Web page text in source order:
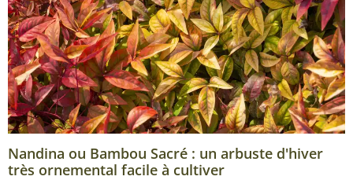
Nandina ou Bambou Sacré : un arbuste d'hiver
très ornemental facile à cultiver